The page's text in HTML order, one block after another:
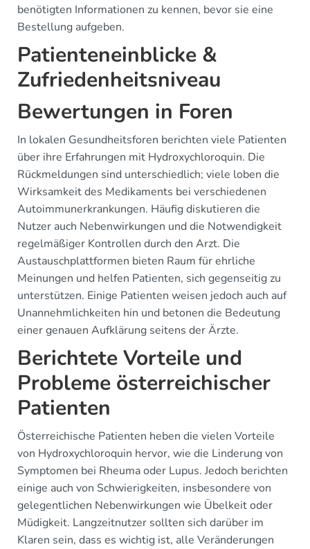
benötigten Informationen zu kennen, bevor sie eine
Bestellung aufgeben.
Patienteneinblicke &
Zufriedenheitsniveau
Bewertungen in Foren
In lokalen Gesundheitsforen berichten viele Patienten
über ihre Erfahrungen mit Hydroxychloroquin. Die
Rückmeldungen sind unterschiedlich; viele loben die
Wirksamkeit des Medikaments bei verschiedenen
Autoimmunerkrankungen. Häufig diskutieren die
Nutzer auch Nebenwirkungen und die Notwendigkeit
regelmäßiger Kontrollen durch den Arzt. Die
Austauschplattformen bieten Raum für ehrliche
Meinungen und helfen Patienten, sich gegenseitig zu
unterstützen. Einige Patienten weisen jedoch auch auf
Unannehmlichkeiten hin und betonen die Bedeutung
einer genauen Aufklärung seitens der Ärzte.
Berichtete Vorteile und
Probleme österreichischer
Patienten
Österreichische Patienten heben die vielen Vorteile
von Hydroxychloroquin hervor, wie die Linderung von
Symptomen bei Rheuma oder Lupus. Jedoch berichten
einige auch von Schwierigkeiten, insbesondere von
gelegentlichen Nebenwirkungen wie Übelkeit oder
Müdigkeit. Langzeitnutzer sollten sich darüber im
Klaren sein, dass es wichtig ist, alle Veränderungen